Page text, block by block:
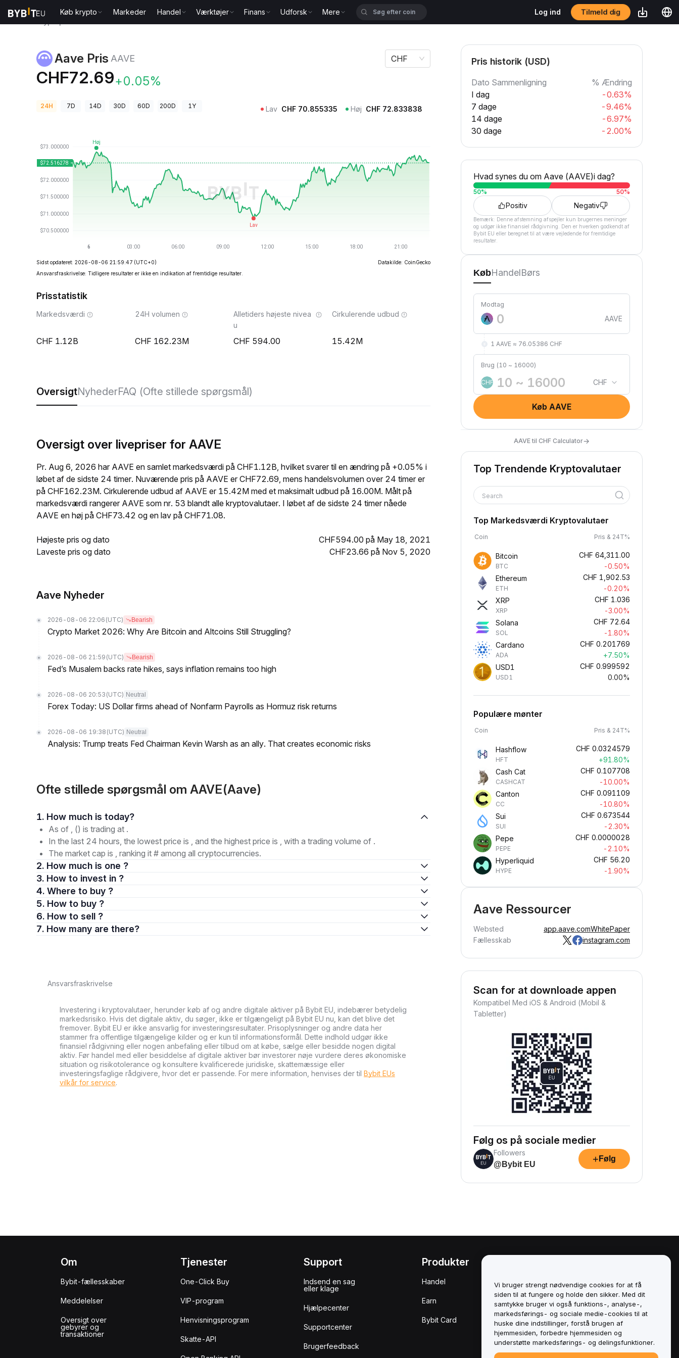
Køb krypto Markeder Handel Værktøjer Finans Udforsk Mere Log ind Tilmeld dig
Aave Pris AAVE
CHF72.69+0.05%
CHF
24H 7D 14D 30D 60D 200D 1Y Lav CHF 70.855335 Høj CHF 72.833838
Sidst opdateret: 2026-08-06 21:59:47 (UTC+0)
Datakilde: CoinGecko
Ansvarsfraskrivelse: Tidligere resultater er ikke en indikation af fremtidige resultater.
Prisstatistik
Markedsværdi
1.12B
24H volumen
162.23M
Alletiders højeste nivea
u
594.00
Cirkulerende udbud
15.42M
OversigtNyhederFAQ (Ofte stillede spørgsmål)
Oversigt over livepriser for AAVE
Pr. Aug 6, 2026 har AAVE en samlet markedsværdi på CHF1.12B, hvilket svarer til en ændring på +0.05% i
løbet af de sidste 24 timer. Nuværende pris på AAVE er CHF72.69, mens handelsvolumen over 24 timer er
på CHF162.23M. Cirkulerende udbud af AAVE er 15.42M med et maksimalt udbud på 16.00M. Målt på
markedsværdi rangerer AAVE som nr. 53 blandt alle kryptovalutaer. I løbet af de sidste 24 timer nåede
AAVE en høj på CHF73.42 og en lav på CHF71.08.
Højeste pris og dato
CHF594.00 på May 18, 2021
Laveste pris og dato
CHF23.66 på Nov 5, 2020
Aave Nyheder
2026-08-06 22:06 (UTC) Bearish
Crypto Market 2026: Why Are Bitcoin and Altcoins Still Struggling?
2026-08-06 21:59 (UTC) Bearish
Fed’s Musalem backs rate hikes, says inflation remains too high
2026-08-06 20:53 (UTC) Neutral
Forex Today: US Dollar firms ahead of Nonfarm Payrolls as Hormuz risk returns
2026-08-06 19:38 (UTC) Neutral
Analysis: Trump treats Fed Chairman Kevin Warsh as an ally. That creates economic risks
Ofte stillede spørgsmål om AAVE(Aave)
1. How much is today?
As of , () is trading at .
In the last 24 hours, the lowest price is , and the highest price is , with a trading volume of .
The market cap is , ranking it # among all cryptocurrencies.
2. How much is one ?
3. How to invest in ?
4. Where to buy ?
5. How to buy ?
6. How to sell ?
7. How many are there?
Ansvarsfraskrivelse
Investering i kryptovalutaer, herunder køb af og andre digitale aktiver på Bybit EU, indebærer betydelig
markedsrisiko. Hvis det digitale aktiv, du søger, ikke er tilgængeligt på Bybit EU nu, kan det blive det
fremover. Bybit EU er ikke ansvarlig for investeringsresultater. Prisoplysninger og andre data her
stammer fra offentlige tilgængelige kilder og er kun til informationsformål. Dette indhold udgør ikke
finansiel rådgivning eller nogen anbefaling eller tilbud om at købe, sælge eller besidde nogen digital
aktiv. Før handel med eller besiddelse af digitale aktiver bør investorer nøje vurdere deres økonomiske
situation og risikotolerance og konsultere kvalificerede juridiske, skattemæssige eller
investeringsfaglige rådgivere, hvor det er passende. For mere information, henvises der til Bybit EUs
vilkår for service.
Pris historik (USD)
Dato Sammenligning
% Ændring
I dag
-0.63%
7 dage
-9.46%
14 dage
-6.97%
30 dage
-2.00%
Hvad synes du om Aave (AAVE)i dag?
50% 50%
Positiv Negativ
Bemærk: Denne afstemning afspejler kun brugernes meninger
og udgør ikke finansiel rådgivning. Den er hverken godkendt af
Bybit EU eller beregnet til at være vejledende for fremtidige
resultater.
KøbHandelBørs
Modtag
AAVE
1 AAVE ≈ 76.05386 CHF
Brug (10 ~ 16000)
CHF CHF
Køb AAVE
AAVE til CHF Calculator→
Top Trendende Kryptovalutaer
Search
Top Markedsværdi Kryptovalutaer
Coin Pris & 24T%
Bitcoin
BTC
CHF 64,311.00
-0.50%
Ethereum
ETH
CHF 1,902.53
-0.20%
XRP
XRP
CHF 1.036
-3.00%
Solana
SOL
CHF 72.64
-1.80%
Cardano
ADA
CHF 0.201769
+7.50%
USD1
USD1
CHF 0.999592
0.00%
Populære mønter
Coin Pris & 24T%
Hashflow
HFT
CHF 0.0324579
+91.80%
Cash Cat
CASHCAT
CHF 0.107708
-10.00%
Canton
CC
CHF 0.091109
-10.80%
Sui
SUI
CHF 0.673544
-2.30%
Pepe
PEPE
CHF 0.0000028
-2.10%
Hyperliquid
HYPE
CHF 56.20
-1.90%
Aave Ressourcer
Websted app.aave.comWhitePaper
Fællesskab
instagram.com
Scan for at downloade appen
Kompatibel Med iOS & Android (Mobil &
Tabletter)
Følg os på sociale medier
Followers
@Bybit EU
+ Følg
Om
Bybit-fællesskaber
Meddelelser
Oversigt over
gebyrer og
transaktioner
Tjenester
One-Click Buy
VIP-program
Henvisningsprogram
Skatte-API
Support
Indsend en sag
eller klage
Hjælpecenter
Supportcenter
Brugerfeedback
Produkter
Handel
Earn
Bybit Card
Politik om
interessekonflikter
Oversigt over politikken for
opbevaring og
administration
ESG-oplysninger
Vi bruger strengt nødvendige cookies for at få
siden til at fungere og holde den sikker. Med dit
samtykke bruger vi også funktions-, analyse-,
markedsførings- og sociale medie-cookies til at
huske dine indstillinger, forstå brugen af
hjemmesiden, forbedre hjemmesiden og
understøtte markedsførings- og delingsfunktioner.